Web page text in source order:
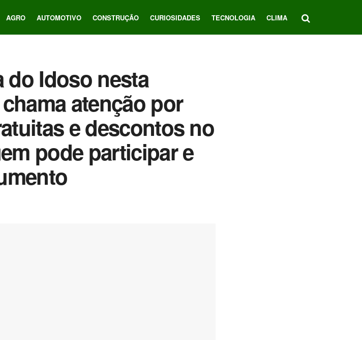
AGRO AUTOMOTIVO CONSTRUÇÃO CURIOSIDADES TECNOLOGIA CLIMA
do Idoso nesta
atenção por
e descontos no
pode participar e